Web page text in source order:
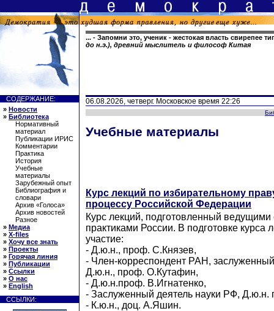
... - Запомни это, ученик - жестокая власть свирепее
до н.э.), древний мыслитель и философ Китая
СОДЕРЖАНИЕ:
» Новости
» Библиотека
Нормативный
материал
Публикации ИРИС
Комментарии
Практика
История
Учебные
материалы
Зарубежный опыт
Библиография и
словари
Архив «Голоса»
Архив новостей
Разное
» Медиа
» X-files
» Хочу все знать
» Проекты
» Горячая линия
» Публикации
» Ссылки
» О нас
» English
ССЫЛКИ:
06.08.2026, четверг. Московское время 22:26
Учебные материалы
Курс лекций по избирательному
процессу Российской Федерации
Курс лекций, подготовленный
практиками России. В подготовке курса
участие:
- Д.ю.н., проф. С.Князев,
- Член-корреспондент РАН,
Д.ю.н., проф. О.Кутафин,
- Д.ю.н.проф. В.Игнатенко,
- Заслуженный деятель науки РФ,
- К.ю.н., доц. А.Яшин.